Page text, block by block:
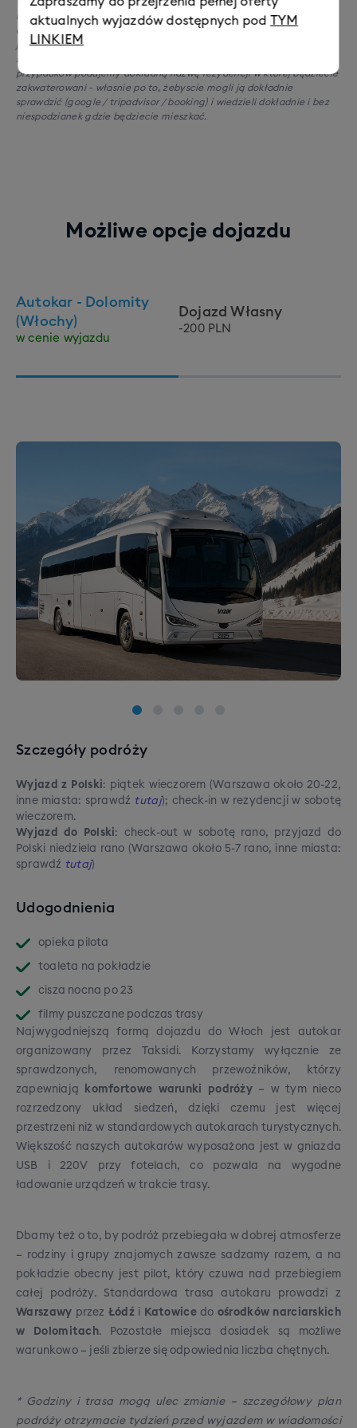
aktualnych wyjazdów dostępnych pod TYM
LINKIEM
naszej stronie są poglądowe, poszczególne apartamenty w ramach
danej rezydencji mogą się między sobą delikatnie różnić (zarówno
jeśli chodzi o układ, jak i np umeblowanie), a nasz opis i zdjęcia nie
stanowią przedmiotu oferty! Zwróćcie uwagę, że w większości
przypadków podajemy dokładną nazwę rezydencji w której będziecie
zakwaterowani - własnie po to, żebyscie mogli ją dokładnie
sprawdzić (google / tripadvisor / booking) i wiedzieli dokładnie i bez
niespodzianek gdzie będziecie mieszkać.
Możliwe opcje dojazdu
Autokar - Dolomity
(Włochy)
w cenie wyjazdu
Dojazd Własny
-200 PLN
Szczegóły podróży
Wyjazd z Polski: piątek wieczorem (Warszawa około 20-22,
inne miasta: sprawdź tutaj); check-in w rezydencji w sobotę
wieczorem.
Wyjazd do Polski: check-out w sobotę rano, przyjazd do
Polski niedziela rano (Warszawa około 5-7 rano, inne miasta:
sprawdź tutaj)
Udogodnienia
opieka pilota
toaleta na pokładzie
cisza nocna po 23
filmy puszczane podczas trasy
Najwygodniejszą formą dojazdu do Włoch jest autokar
organizowany przez Taksidi. Korzystamy wyłącznie ze
sprawdzonych, renomowanych przewoźników, którzy
zapewniają
komfortowe warunki podróży – w tym nieco
rozrzedzony układ siedzeń, dzięki czemu jest więcej
przestrzeni niż w standardowych autokarach turystycznych.
Większość naszych autokarów wyposażona jest w gniazda
USB i 220V przy fotelach, co pozwala na wygodne
ładowanie urządzeń w trakcie trasy.
Dbamy też o to, by podróż przebiegała w dobrej atmosferze
– rodziny i grupy znajomych zawsze sadzamy razem, a na
pokładzie obecny jest pilot, który czuwa nad przebiegiem
całej podróży. Standardowa trasa autokaru prowadzi z
Warszawy przez Łódźi Katowicedo ośrodków narciarskich
w Dolomitach. Pozostałe miejsca dosiadek są możliwe
warunkowo – jeśli zbierze się odpowiednia liczba chętnych.
* Godziny i trasa mogą ulec zmianie – szczegółowy plan
podróży otrzymacie tydzień przed wyjazdem w wiadomości